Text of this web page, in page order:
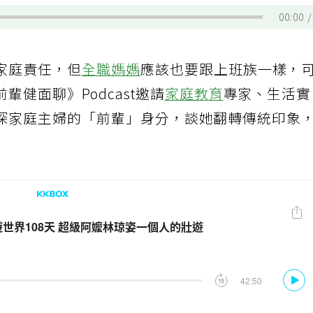
00:00
庭責任，但全職媽媽應該也要跟上班族一樣，
輩健面聊》Podcast邀請家庭教育專家、生活
家庭主婦的「前輩」身分，談她翻轉傳統印象